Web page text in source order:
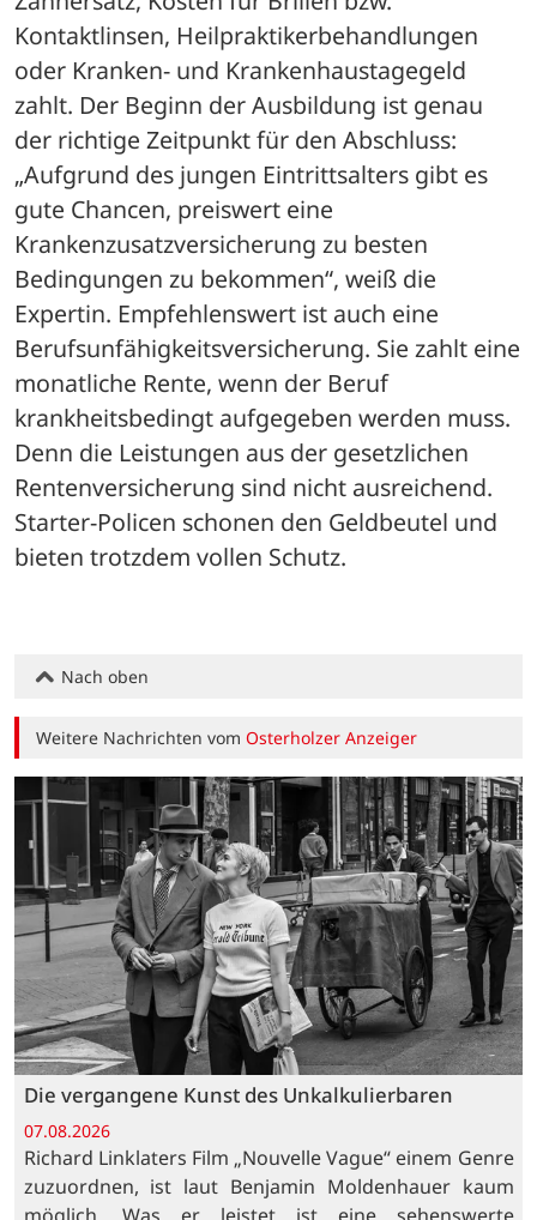
Kontaktlinsen, Heilpraktikerbehandlungen
oder Kranken- und Krankenhaustagegeld
zahlt. Der Beginn der Ausbildung ist genau
der richtige Zeitpunkt für den Abschluss:
„Aufgrund des jungen Eintrittsalters gibt es
gute Chancen, preiswert eine
Krankenzusatzversicherung zu besten
Bedingungen zu bekommen“, weiß die
Expertin. Empfehlenswert ist auch eine
Berufsunfähigkeitsversicherung. Sie zahlt eine
monatliche Rente, wenn der Beruf
krankheitsbedingt aufgegeben werden muss.
Denn die Leistungen aus der gesetzlichen
Rentenversicherung sind nicht ausreichend.
Starter-Policen schonen den Geldbeutel und
bieten trotzdem vollen Schutz.
Nach oben
Weitere Nachrichten vomOsterholzer Anzeiger
Die vergangene Kunst des Unkalkulierbaren
07.08.2026
Richard Linklaters Film „Nouvelle Vague“ einem Genre
zuzuordnen, ist laut Benjamin Moldenhauer kaum